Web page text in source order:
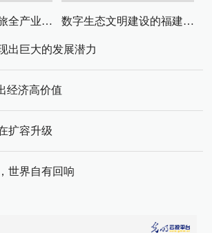
从票根经济到文旅全产业链升级 数字生态文明建设的福建路径与启示
出巨大的发展潜力
经济高价值
扩容升级
世界自有回响